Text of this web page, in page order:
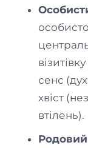
сенс
хвіст
втілень).